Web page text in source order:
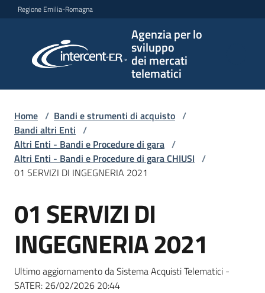
Vai al contenuto
Vai alla navigazione
Vai al footer
Regione Emilia-Romagna
Agenzia per lo
sviluppo
dei mercati
telematici
per lo
sviluppo
telematici
L'Agenzia
Bandi
strumenti
acquisto
Home / Bandi e strumenti di acquisto /
Bandi altri Enti /
Altri Enti - Bandi e Procedure di gara /
Altri Enti - Bandi e Procedure di gara CHIUSI /
01 SERVIZI DI INGEGNERIA 2021
Salta al contenuto
01 SERVIZI DI
INGEGNERIA 2021
Ultimo aggiornamento da Sistema Acquisti Telematici -
SATER: 26/02/2026 20:44